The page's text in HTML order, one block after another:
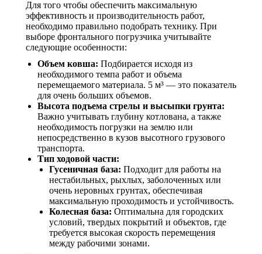
Для того чтобы обеспечить максимальную
эффективность и производительность работ,
необходимо правильно подобрать технику. При
выборе фронтального погрузчика учитывайте
следующие особенности:
Объем ковша: Подбирается исходя из
необходимого темпа работ и объема
перемещаемого материала. 5 м³ — это показатель
для очень больших объемов.
Высота подъема стрелы и высыпки грунта:
Важно учитывать глубину котлована, а также
необходимость погрузки на землю или
непосредственно в кузов высотного грузового
транспорта.
Тип ходовой части:
Гусеничная база: Подходит для работы на
нестабильных, рыхлых, заболоченных или
очень неровных грунтах, обеспечивая
максимальную проходимость и устойчивость.
Колесная база: Оптимальна для городских
условий, твердых покрытий и объектов, где
требуется высокая скорость перемещения
между рабочими зонами.